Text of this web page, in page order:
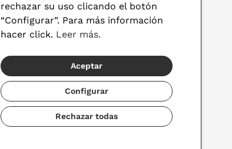
© 2026 Visionlab
rechazar su uso clicando el botón
“Configurar”. Para más información
hacer click. Leer más.
Aceptar
Configurar
Rechazar todas